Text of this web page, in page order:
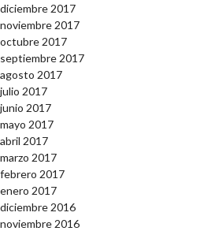
diciembre 2017
noviembre 2017
octubre 2017
septiembre 2017
agosto 2017
julio 2017
junio 2017
mayo 2017
abril 2017
marzo 2017
febrero 2017
enero 2017
diciembre 2016
noviembre 2016